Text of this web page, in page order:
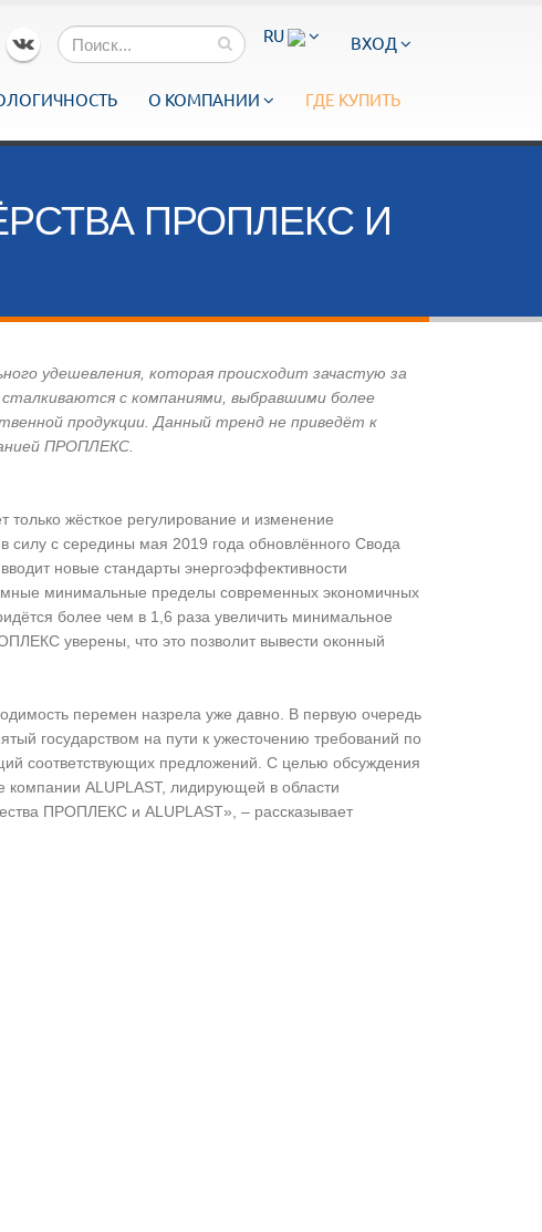
RU ВХОД
О КОМПАНИИ ГДЕ КУПИТЬ
ПРОПЛЕКС И
удешевления, которая происходит зачастую за
с компаниями, выбравшими более
продукции. Данный тренд не приведёт к
ПРОПЛЕКС.
жёсткое регулирование и изменение
силу с середины мая 2019 года обновлённого Свода
новые стандарты энергоэффективности
минимальные пределы современных экономичных
более чем в 1,6 раза увеличить минимальное
уверены, что это позволит вывести оконный
перемен назрела уже давно. В первую очередь
государством на пути к ужесточению требований по
соответствующих предложений. С целью обсуждения
компании ALUPLAST, лидирующей в области
ПРОПЛЕКС и ALUPLAST», – рассказывает